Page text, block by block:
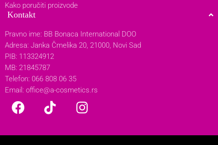
Kako poručiti proizvode
Kontakt
Pravno ime: BB Bonaca International DOO
Adresa: Janka Čmelika 20, 21000, Novi Sad
PIB: 113324912
MB: 21845787
Telefon: 066 808 06 35
Email: office@a-cosmetics.rs